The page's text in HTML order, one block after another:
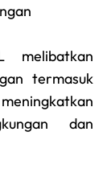
melibatkan
termasuk
dan